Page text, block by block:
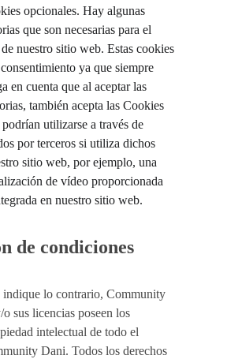
opcionales. Hay algunas
que son necesarias para el
nuestro sitio web. Estas cookies
ya que siempre
en cuenta que al aceptar las
también acepta las Cookies
utilizarse a través de
por terceros si utiliza dichos
sitio web, por ejemplo, una
de vídeo proporcionada
en nuestro sitio web.
de condiciones
indique lo contrario, Community
sus licencias poseen los
intelectual de todo el
Dani. Todos los derechos